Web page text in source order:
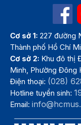
Cơ sở 1: 227 đường
Thành phố Hồ Chí
Cơ sở 2: Khu đô thị
Minh, Phường Đông
Điện thoại: (028)
Hotline tuyển sinh:
Email: